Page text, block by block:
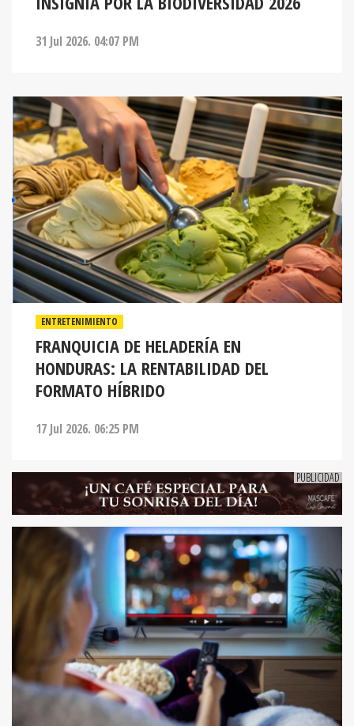
31 Jul 2026. 04:07 PM
ENTRETENIMIENTO
FRANQUICIA DE HELADERÍA EN
HONDURAS: LA RENTABILIDAD DEL
FORMATO HÍBRIDO
17 Jul 2026. 06:25 PM